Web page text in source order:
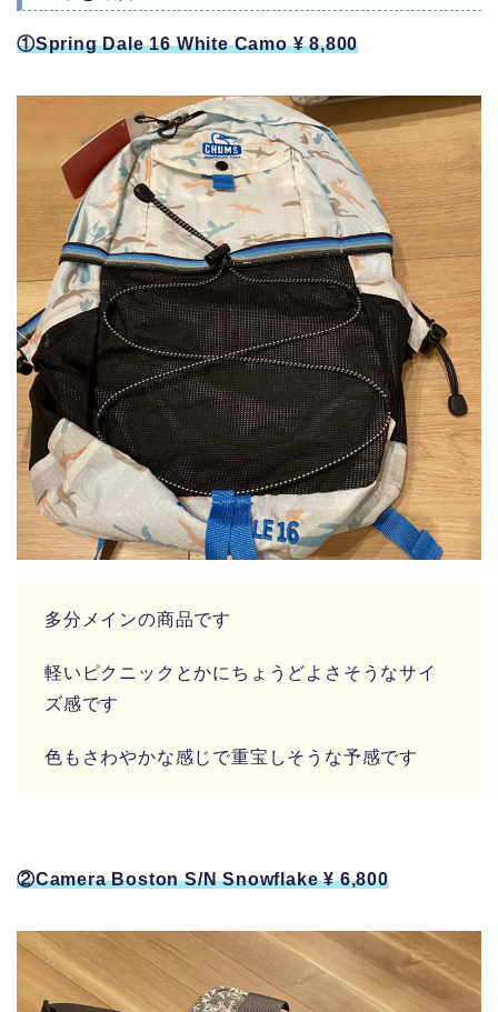
①Spring Dale 16 White Camo ¥ 8,800
多分メインの商品です
軽いピクニックとかにちょうどよさそうなサイ
ズ感です
色もさわやかな感じで重宝しそうな予感です
②Camera Boston S/N Snowflake ¥ 6,800